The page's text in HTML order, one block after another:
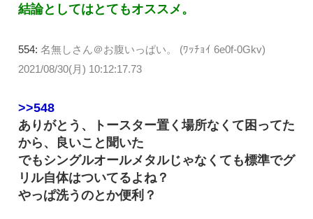
結論としてはとてもオススメ。
554: 名無しさん＠お腹いっぱい。 (ﾜｯﾁｮｲ 6e0f-0Gkv)
2021/08/30(月) 10:12:17.73
>>548
ありがとう、トースター置く場所なくて困ってた
から、良いこと聞いた
でもシングルオールメタルじゃなくても標準でグ
リル自体はついてるよね？
やっぱ洗うのとか便利？